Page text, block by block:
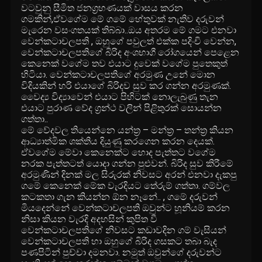
වටවුනු සීමිත ජනග්‍රහණයක් වාසය කරන
ගමකින්,ඒවගේම මේ ගමේ හේතුවක් නැතිව දරුවන්
මැරෙන වසංගතයක් තිබ්බා..ඔය අතරම මේ ගමට එනවා
වෙන්කටාචලපති , ඔහුගේ පවුලත් එක්ක පදිංචි වෙන්න,
වෙන්කටාචලපතිගේ බිරිද අංශභාගී රෝගයෙන් පෙළෙන
කෙනෙක් වගේම තව එයාට දුවෙක් වගේම පුතෙකුත්
හිටියා. වෙන්කටාචලපතිගේ අරමුණ උනේ මොන
විදියකින් හරි එයාගේ බිරිදව සුව කර ගන්න අරමුණක්.
වෛද්‍ය විද්‍යාවෙන් එයාට පිහිටක් නොලැබුණු තැන
එයාට පුරාණ වේද ග්‍රන්ථ වලින් පිළිතුරක් සොයන්න
ගත්තා..
මේ වේදවල තියෙන්නෙ යන්ත්‍ර – මන්ත්‍ර – තන්ත්‍ර කියන
ආධ්‍යාත්මික ශක්තිය දියුණු කරගෙන කරන දෙයක්.
ඒවගේම මේවා කෙනෙක්ට හොද පැත්තට වගේම
නරක පැත්තටත් යොදා ගන්න පුළුවන්. බිරිද සුව කිරීමේ
අරමුණින් දිනක් මල සිරුරක් නිවසට අරන් එනවා දැකපු
ගමේ කෙනෙක් මේක වැරදියට තේරුම් ගත්තා. ගම්වල
කටකතා ගැන කියන්න ඕන නෑනේ.. , ගමේ දරුවන්
මියදෙන්නේ වෙන්කටාචලපති ඔවුන්ට හූනියම් කරන
නිසා කියන වැරදි අදහසින් කුපිත වී
වෙන්කටාචලපතිගේ නිවසට කඩාවදින ගම් වැසියන්
වෙන්කටාචලපති හා ඔහුගේ බිරිද ගසකට තබා බැද
පණපිටින් පුච්චා දමනවා. නමුත් ඔවුන්ගේ දරුවන්ට